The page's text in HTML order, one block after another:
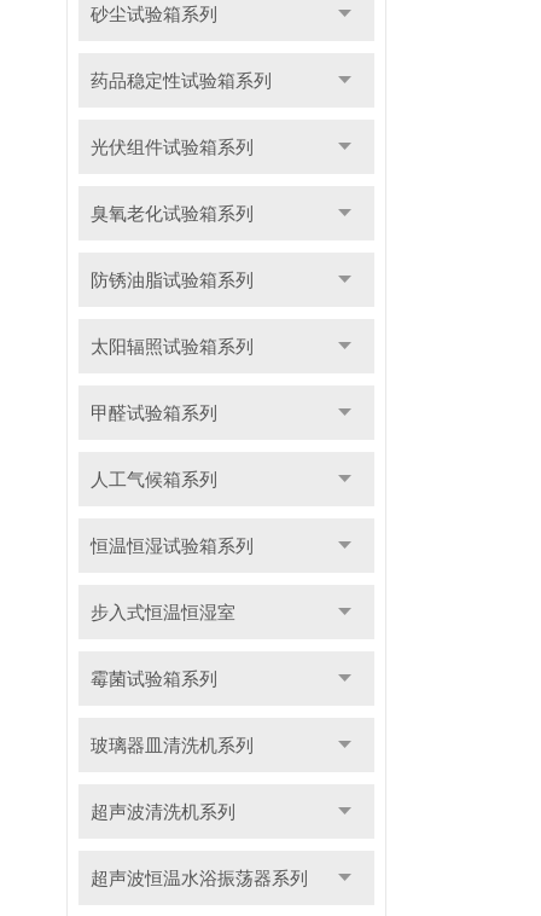
砂尘试验箱系列
药品稳定性试验箱系列
光伏组件试验箱系列
臭氧老化试验箱系列
防锈油脂试验箱系列
太阳辐照试验箱系列
甲醛试验箱系列
人工气候箱系列
恒温恒湿试验箱系列
步入式恒温恒湿室
霉菌试验箱系列
玻璃器皿清洗机系列
超声波清洗机系列
超声波恒温水浴振荡器系列